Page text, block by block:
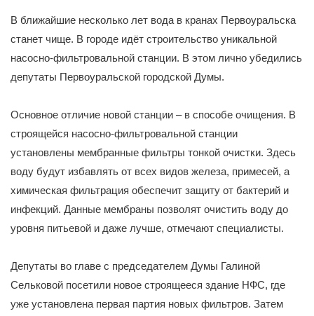
В ближайшие несколько лет вода в кранах Первоуральска
станет чище. В городе идёт строительство уникальной
насосно-фильтровальной станции. В этом лично убедились
депутаты Первоуральской городской Думы.
Основное отличие новой станции – в способе очищения. В
строящейся насосно-фильтровальной станции
установлены мембранные фильтры тонкой очистки. Здесь
воду будут избавлять от всех видов железа, примесей, а
химическая фильтрация обеспечит защиту от бактерий и
инфекций. Данные мембраны позволят очистить воду до
уровня питьевой и даже лучше, отмечают специалисты.
Депутаты во главе с председателем Думы Галиной
Сельковой посетили новое строящееся здание НФС, где
уже установлена первая партия новых фильтров. Затем